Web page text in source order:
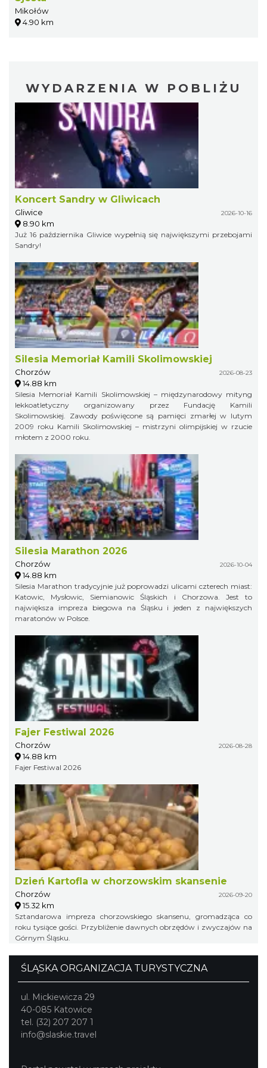
Mikołów
4.90 km
WYDARZENIA W POBLIŻU
Koncert Sandry w Gliwicach
Gliwice 2026-10-16
8.90 km
Już 16 października Gliwice wypełnią się największymi przebojami
Sandry!
Silesia Memoriał Kamili Skolimowskiej
Chorzów 2026-08-23
14.88 km
Silesia Memoriał Kamili Skolimowskiej – międzynarodowy mityng
lekkoatletyczny organizowany przez Fundację Kamili
Skolimowskiej. Zawody poświęcone są pamięci zmarłej w lutym
2009 roku Kamili Skolimowskiej – mistrzyni olimpijskiej w rzucie
młotem z 2000 roku.
Silesia Marathon 2026
Chorzów 2026-10-04
14.88 km
Silesia Marathon tradycyjnie już poprowadzi ulicami czterech miast:
Katowic, Mysłowic, Siemianowic Śląskich i Chorzowa. Jest to
największa impreza biegowa na Śląsku i jeden z największych
maratonów w Polsce.
Fajer Festiwal 2026
Chorzów 2026-08-28
14.88 km
Fajer Festiwal 2026
Dzień Kartofla w chorzowskim skansenie
Chorzów 2026-09-20
15.32 km
Sztandarowa impreza chorzowskiego skansenu, gromadząca co
roku tysiące gości. Przybliżenie dawnych obrzędów i zwyczajów na
Górnym Śląsku.
ŚLĄSKA ORGANIZACJA TURYSTYCZNA
ul. Mickiewicza 29
40-085 Katowice
tel. (32) 207 207 1
info@slaskie.travel